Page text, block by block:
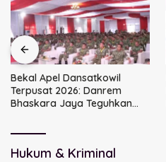
Bekal Apel Dansatkowil
Terpusat 2026: Danrem
Bhaskara Jaya Teguhkan
Hukum & Kriminal